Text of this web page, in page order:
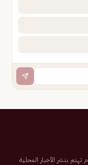
صحيفة إلكترونية سعودية تم تأسيسها عام 2007م تهتم بنشر الأخبار المحلية